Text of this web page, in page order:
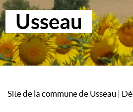
Usseau
Site de la commune de Usseau